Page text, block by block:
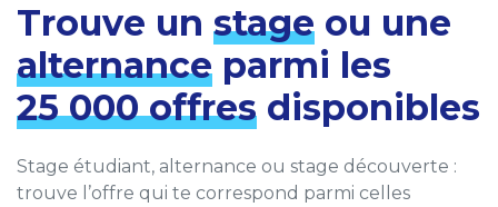
Trouve un stage ou une
alternance parmi les
25 000 offres disponibles
Stage étudiant, alternance ou stage découverte :
trouve l’offre qui te correspond parmi celles